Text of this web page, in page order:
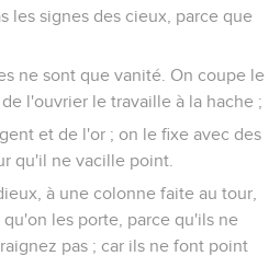
les signes des cieux, parce que
ne sont que vanité. On coupe le
l'ouvrier le travaille à la hache ;
et de l'or ; on le fixe avec des
qu'il ne vacille point.
à une colonne faite au tour,
les porte, parce qu'ils ne
pas ; car ils ne font point